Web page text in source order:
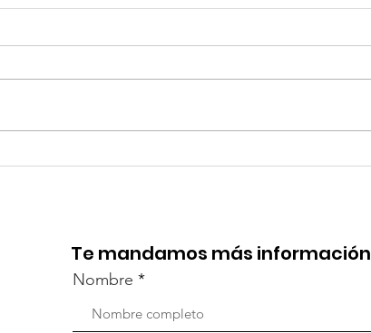
TourTravelynByFraveo
Te mandamos más información
Nombre